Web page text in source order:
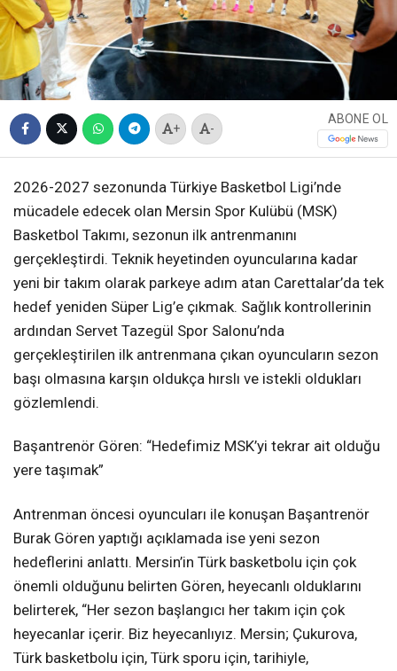
+ -
ABONE OL
2026-2027 sezonunda Türkiye Basketbol Ligi’nde
mücadele edecek olan Mersin Spor Kulübü (MSK)
Basketbol Takımı, sezonun ilk antrenmanını
gerçekleştirdi. Teknik heyetinden oyuncularına kadar
yeni bir takım olarak parkeye adım atan Carettalar’da tek
hedef yeniden Süper Lig’e çıkmak. Sağlık kontrollerinin
ardından Servet Tazegül Spor Salonu’nda
gerçekleştirilen ilk antrenmana çıkan oyuncuların sezon
başı olmasına karşın oldukça hırslı ve istekli oldukları
gözlemlendi.
Başantrenör Gören: “Hedefimiz MSK’yi tekrar ait olduğu
yere taşımak”
Antrenman öncesi oyuncuları ile konuşan Başantrenör
Burak Gören yaptığı açıklamada ise yeni sezon
hedeflerini anlattı. Mersin’in Türk basketbolu için çok
önemli olduğunu belirten Gören, heyecanlı olduklarını
belirterek, “Her sezon başlangıcı her takım için çok
heyecanlar içerir. Biz heyecanlıyız. Mersin; Çukurova,
Türk basketbolu için, Türk sporu için, tarihiyle,